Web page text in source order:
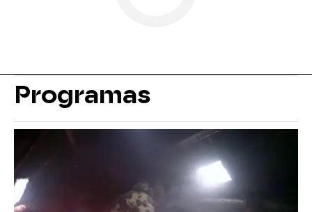
Programas